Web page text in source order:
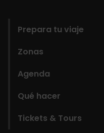
Prepara tu viaje
Zonas
Agenda
Qué hacer
Tickets & Tours